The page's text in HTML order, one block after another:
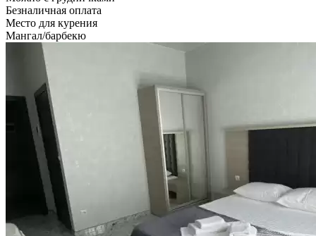
Безналичная оплата
Место для курения
Мангал/барбекю